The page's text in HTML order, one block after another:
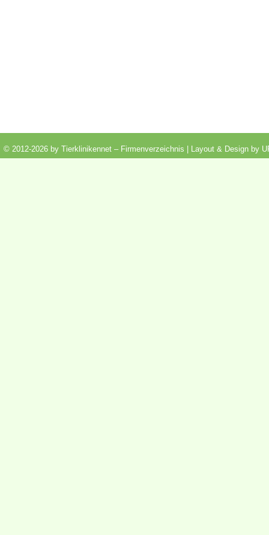
© 2012-2026 by Tierklinikennet – Firmenverzeichnis | Layout & Design by